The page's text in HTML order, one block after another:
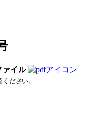
ァイル
ださい。